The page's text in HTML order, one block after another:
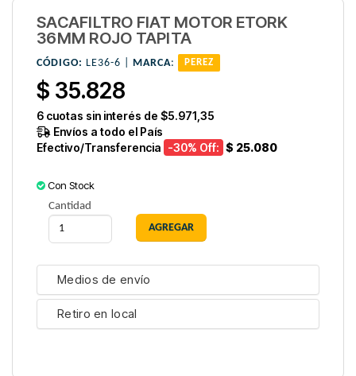
SACAFILTRO FIAT MOTOR ETORK
36MM ROJO TAPITA
CÓDIGO: LE36-6 | MARCA: PEREZ
$ 35.828
6 cuotas sin interés de $5.971,35
Envíos a todo el País
Efectivo/Transferencia -30% Off: $ 25.080
Con Stock
Cantidad
Medios de envío
Retiro en local